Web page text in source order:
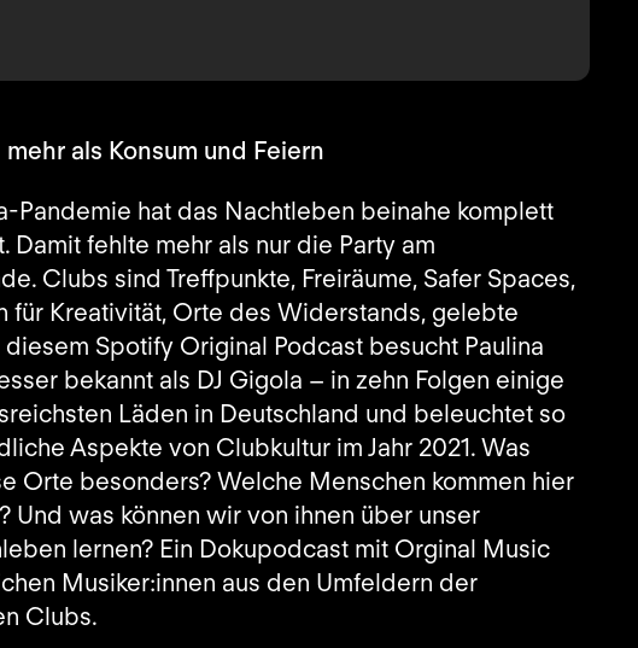
als Konsum und Feiern
Pandemie hat das Nachtleben beinahe komplett
Damit fehlte mehr als nur die Party am
Clubs sind Treffpunkte, Freiräume, Safer Spaces,
für Kreativität, Orte des Widerstands, gelebte
diesem Spotify Original Podcast besucht Paulina
bekannt als DJ Gigola – in zehn Folgen einige
Läden in Deutschland und beleuchtet so
Aspekte von Clubkultur im Jahr 2021. Was
Orte besonders? Welche Menschen kommen hier
Und was können wir von ihnen über unser
lernen? Ein Dokupodcast mit Orginal Music
Musiker:innen aus den Umfeldern der
Clubs.